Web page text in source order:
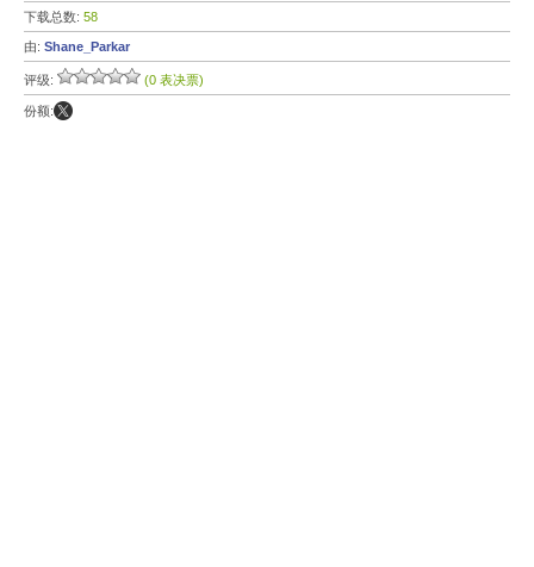
下载总数: 58
由: Shane_Parkar
评级: (0 表决票)
份额: